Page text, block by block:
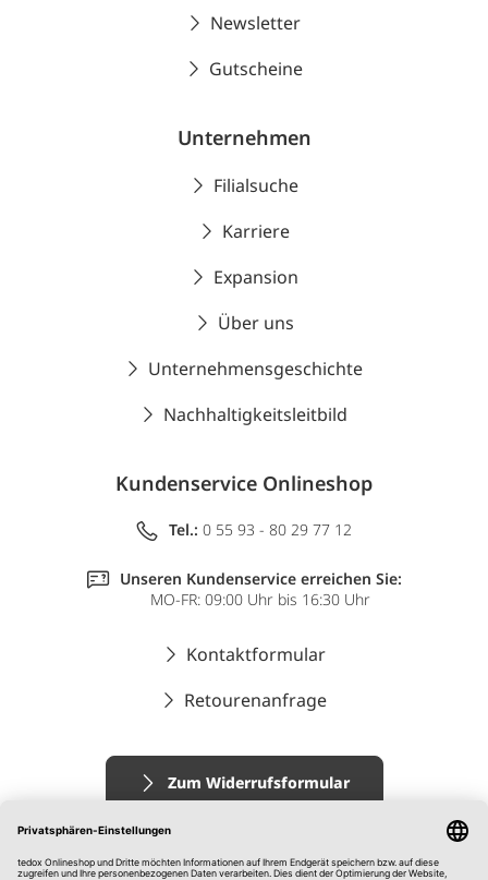
Newsletter
Gutscheine
Unternehmen
Filialsuche
Karriere
Expansion
Über uns
Unternehmensgeschichte
Nachhaltigkeitsleitbild
Kundenservice Onlineshop
Tel.: 0 55 93 - 80 29 77 12
Unseren Kundenservice erreichen Sie:
MO-FR: 09:00 Uhr bis 16:30 Uhr
Kontaktformular
Retourenanfrage
Zum Widerrufsformular
Impressum